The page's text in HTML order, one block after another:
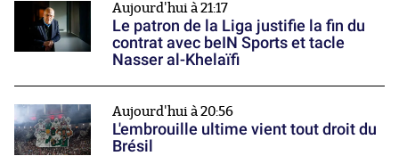
Aujourd'hui à 21:17
Le patron de la Liga justifie la fin du
contrat avec beIN Sports et tacle
Nasser al-Khelaïfi
Aujourd'hui à 20:56
L'embrouille ultime vient tout droit du
Brésil